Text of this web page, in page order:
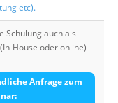
etc).
Schulung auch als
House oder online)
Anfrage zum